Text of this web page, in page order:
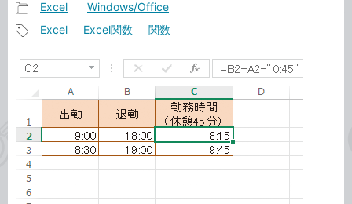
事
カ
テ
ゴ
リ
Excel Windows/Office
事
タ
グ
Excel Excel関数 関数